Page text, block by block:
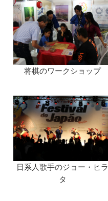
将棋のワークショップ
日系人歌手のジョー・ヒラ
タ